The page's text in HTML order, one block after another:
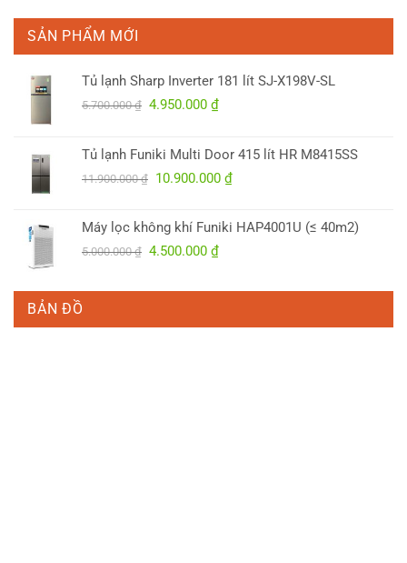
SẢN PHẨM MỚI
Tủ lạnh Sharp Inverter 181 lít SJ-X198V-SL
5.700.000₫ Giá
5.700.000 ₫.
4.950.000 ₫Giá
là:
4.950.000 ₫.
Tủ lạnh Funiki Multi Door 415 lít HR M8415SS
11.900.000₫ Giá
11.900.000 ₫.
10.900.000 ₫Giá
là:
Máy lọc không khí Funiki HAP4001U (≤ 40m2)
5.000.000₫ Giá
là:
4.500.000 ₫Giá
tại
4.500.000 ₫.
BẢN ĐỒ